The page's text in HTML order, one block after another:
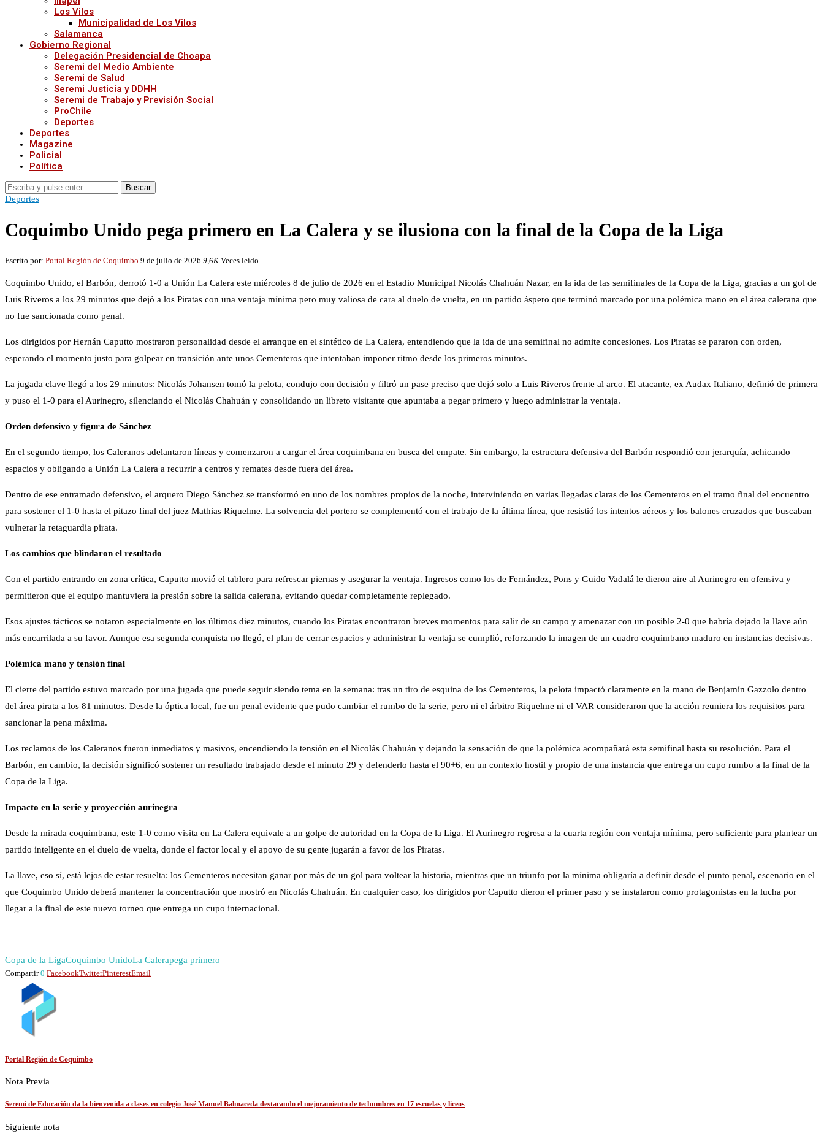
Los Vilos
Municipalidad de Los Vilos
Salamanca
Gobierno Regional
Delegación Presidencial de Choapa
Seremi del Medio Ambiente
Seremi de Salud
Seremi Justicia y DDHH
Seremi de Trabajo y Previsión Social
ProChile
Deportes
Deportes
Magazine
Policial
Política
Buscar
Deportes
Coquimbo Unido pega primero en La Calera y se ilusiona con la final de la Copa de la Liga
Escrito por: Portal Región de Coquimbo 9 de julio de 2026 9,6K Veces leído
Coquimbo Unido, el Barbón, derrotó 1-0 a Unión La Calera este miércoles 8 de julio de 2026 en el Estadio Municipal Nicolás Chahuán Nazar, en la ida de las semifinales de la Copa de la Liga, gracias a un gol de
Luis Riveros a los 29 minutos que dejó a los Piratas con una ventaja mínima pero muy valiosa de cara al duelo de vuelta, en un partido áspero que terminó marcado por una polémica mano en el área calerana que
no fue sancionada como penal.
Los dirigidos por Hernán Caputto mostraron personalidad desde el arranque en el sintético de La Calera, entendiendo que la ida de una semifinal no admite concesiones. Los Piratas se pararon con orden,
esperando el momento justo para golpear en transición ante unos Cementeros que intentaban imponer ritmo desde los primeros minutos.
La jugada clave llegó a los 29 minutos: Nicolás Johansen tomó la pelota, condujo con decisión y filtró un pase preciso que dejó solo a Luis Riveros frente al arco. El atacante, ex Audax Italiano, definió de primera
y puso el 1-0 para el Aurinegro, silenciando el Nicolás Chahuán y consolidando un libreto visitante que apuntaba a pegar primero y luego administrar la ventaja.
Orden defensivo y figura de Sánchez
En el segundo tiempo, los Caleranos adelantaron líneas y comenzaron a cargar el área coquimbana en busca del empate. Sin embargo, la estructura defensiva del Barbón respondió con jerarquía, achicando
espacios y obligando a Unión La Calera a recurrir a centros y remates desde fuera del área.
Dentro de ese entramado defensivo, el arquero Diego Sánchez se transformó en uno de los nombres propios de la noche, interviniendo en varias llegadas claras de los Cementeros en el tramo final del encuentro
para sostener el 1-0 hasta el pitazo final del juez Mathias Riquelme. La solvencia del portero se complementó con el trabajo de la última línea, que resistió los intentos aéreos y los balones cruzados que buscaban
vulnerar la retaguardia pirata.
Los cambios que blindaron el resultado
Con el partido entrando en zona crítica, Caputto movió el tablero para refrescar piernas y asegurar la ventaja. Ingresos como los de Fernández, Pons y Guido Vadalá le dieron aire al Aurinegro en ofensiva y
permitieron que el equipo mantuviera la presión sobre la salida calerana, evitando quedar completamente replegado.
Esos ajustes tácticos se notaron especialmente en los últimos diez minutos, cuando los Piratas encontraron breves momentos para salir de su campo y amenazar con un posible 2-0 que habría dejado la llave aún
más encarrilada a su favor. Aunque esa segunda conquista no llegó, el plan de cerrar espacios y administrar la ventaja se cumplió, reforzando la imagen de un cuadro coquimbano maduro en instancias decisivas.
Polémica mano y tensión final
El cierre del partido estuvo marcado por una jugada que puede seguir siendo tema en la semana: tras un tiro de esquina de los Cementeros, la pelota impactó claramente en la mano de Benjamín Gazzolo dentro
del área pirata a los 81 minutos. Desde la óptica local, fue un penal evidente que pudo cambiar el rumbo de la serie, pero ni el árbitro Riquelme ni el VAR consideraron que la acción reuniera los requisitos para
sancionar la pena máxima.
Los reclamos de los Caleranos fueron inmediatos y masivos, encendiendo la tensión en el Nicolás Chahuán y dejando la sensación de que la polémica acompañará esta semifinal hasta su resolución. Para el
Barbón, en cambio, la decisión significó sostener un resultado trabajado desde el minuto 29 y defenderlo hasta el 90+6, en un contexto hostil y propio de una instancia que entrega un cupo rumbo a la final de la
Copa de la Liga.
Impacto en la serie y proyección aurinegra
Desde la mirada coquimbana, este 1-0 como visita en La Calera equivale a un golpe de autoridad en la Copa de la Liga. El Aurinegro regresa a la cuarta región con ventaja mínima, pero suficiente para plantear un
partido inteligente en el duelo de vuelta, donde el factor local y el apoyo de su gente jugarán a favor de los Piratas.
La llave, eso sí, está lejos de estar resuelta: los Cementeros necesitan ganar por más de un gol para voltear la historia, mientras que un triunfo por la mínima obligaría a definir desde el punto penal, escenario en el
que Coquimbo Unido deberá mantener la concentración que mostró en Nicolás Chahuán. En cualquier caso, los dirigidos por Caputto dieron el primer paso y se instalaron como protagonistas en la lucha por
llegar a la final de este nuevo torneo que entrega un cupo internacional.
Copa de la LigaCoquimbo UnidoLa Calerapega primero
Compartir 0 FacebookTwitterPinterestEmail
Portal Región de Coquimbo
Nota Previa
Seremi de Educación da la bienvenida a clases en colegio José Manuel Balmaceda destacando el mejoramiento de techumbres en 17 escuelas y liceos
Siguiente nota